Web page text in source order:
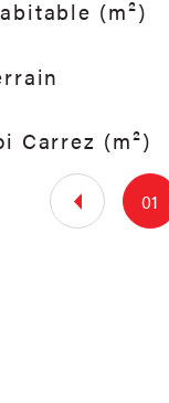
(m²)
Carrez (m²)
01